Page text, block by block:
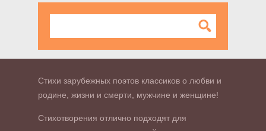
Стихи зарубежных поэтов классиков о любви и
родине, жизни и смерти, мужчине и женщине!
Стихотворения отлично подходят для